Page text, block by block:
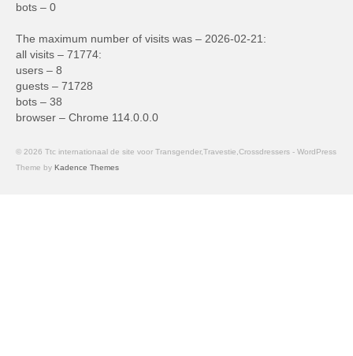
bots – 0
The maximum number of visits was – 2026-02-21:
all visits – 71774:
users – 8
guests – 71728
bots – 38
browser – Chrome 114.0.0.0
© 2026 Ttc internationaal de site voor Transgender,Travestie,Crossdressers - WordPress
Theme by Kadence Themes